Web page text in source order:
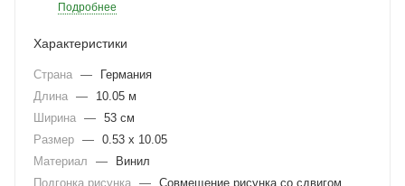
Подробнее
Характеристики
Страна —
Германия
Длина —
10.05 м
Ширина — 53 см
Размер — 0.53 x 10.05
Материал
—
Винил
Подгонка рисунка — Совмещение рисунка со сдвигом